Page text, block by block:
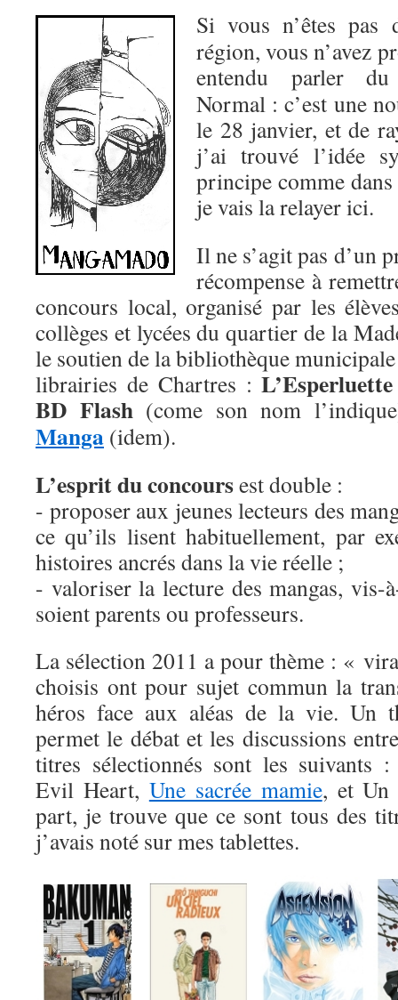
Si vous n’êtes pas
région, vous n’avez
entendu parler
Normal : c’est une
le 28 janvier, et de
j’ai trouvé l’idée
principe comme
je vais la relayer ici.
Il ne s’agit pas d’un
récompense à
concours local, organisé par les
collèges et lycées du quartier de la
le soutien de la bibliothèque
librairies de Chartres :L’Esperluette
BD Flash(come son nom
Manga (idem).
L’esprit du concoursest double :
- proposer aux jeunes lecteurs des
ce qu’ils lisent habituellement, par
histoires ancrés dans la vie réelle ;
- valoriser la lecture des mangas, vis-
soient parents ou professeurs.
La sélection 2011 a pour thème : «
choisis ont pour sujet commun la
héros face aux aléas de la vie. Un
permet le débat et les discussions
titres sélectionnés sont les suivants
Evil Heart, Une sacrée mamie, et Un
part, je trouve que ce sont tous des
j’avais noté sur mes tablettes.